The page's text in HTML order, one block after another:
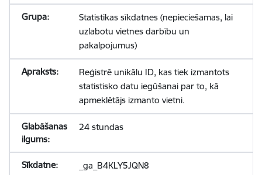
Statistikas sīkdatnes (nepieciešamas, lai
uzlabotu vietnes darbību un
pakalpojumus)
Reģistrē unikālu ID, kas tiek izmantots
statistisko datu iegūšanai par to, kā
apmeklētājs izmanto vietni.
24 stundas
_ga_B4KLY5JQN8